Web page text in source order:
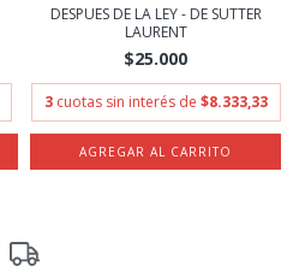
DESPUES DE LA LEY - DE SUTTER
LAURENT
$25.000
3 cuotas sin interés de $8.333,33